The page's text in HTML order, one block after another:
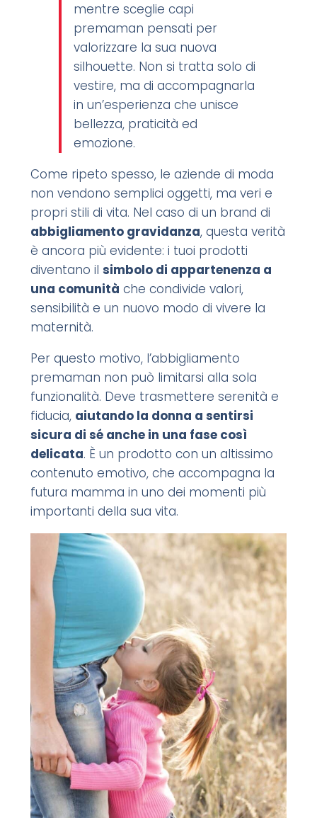
mentre sceglie capi
premaman pensati per
valorizzare la sua nuova
silhouette. Non si tratta solo di
vestire, ma di accompagnarla
in un’esperienza che unisce
bellezza, praticità ed
emozione.
Come ripeto spesso, le aziende di moda
non vendono semplici oggetti, ma veri e
propri stili di vita. Nel caso di un brand di
abbigliamento gravidanza, questa verità
è ancora più evidente: i tuoi prodotti
diventano il simbolo di appartenenza a
una comunità che condivide valori,
sensibilità e un nuovo modo di vivere la
maternità.
Per questo motivo, l’abbigliamento
premaman non può limitarsi alla sola
funzionalità. Deve trasmettere serenità e
fiducia, aiutando la donna a sentirsi
sicura di sé anche in una fase così
delicata. È un prodotto con un altissimo
contenuto emotivo, che accompagna la
futura mamma in uno dei momenti più
importanti della sua vita.